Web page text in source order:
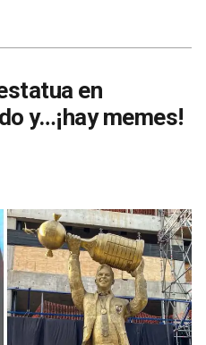
en
y…¡hay memes!